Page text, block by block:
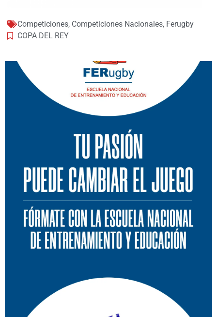
Competiciones, Competiciones Nacionales, Ferugby
COPA DEL REY